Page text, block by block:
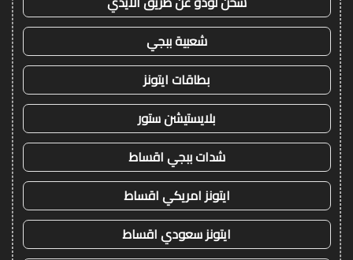
شعبية ببجي
بطاقات ايتونز
بلايستيشن ستور
شدات ببجي اقساط
ايتونز امريكي اقساط
ايتونز سعودي اقساط